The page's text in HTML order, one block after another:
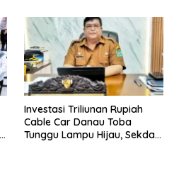
Investasi Triliunan Rupiah
Cable Car Danau Toba
Tunggu Lampu Hijau, Sekda